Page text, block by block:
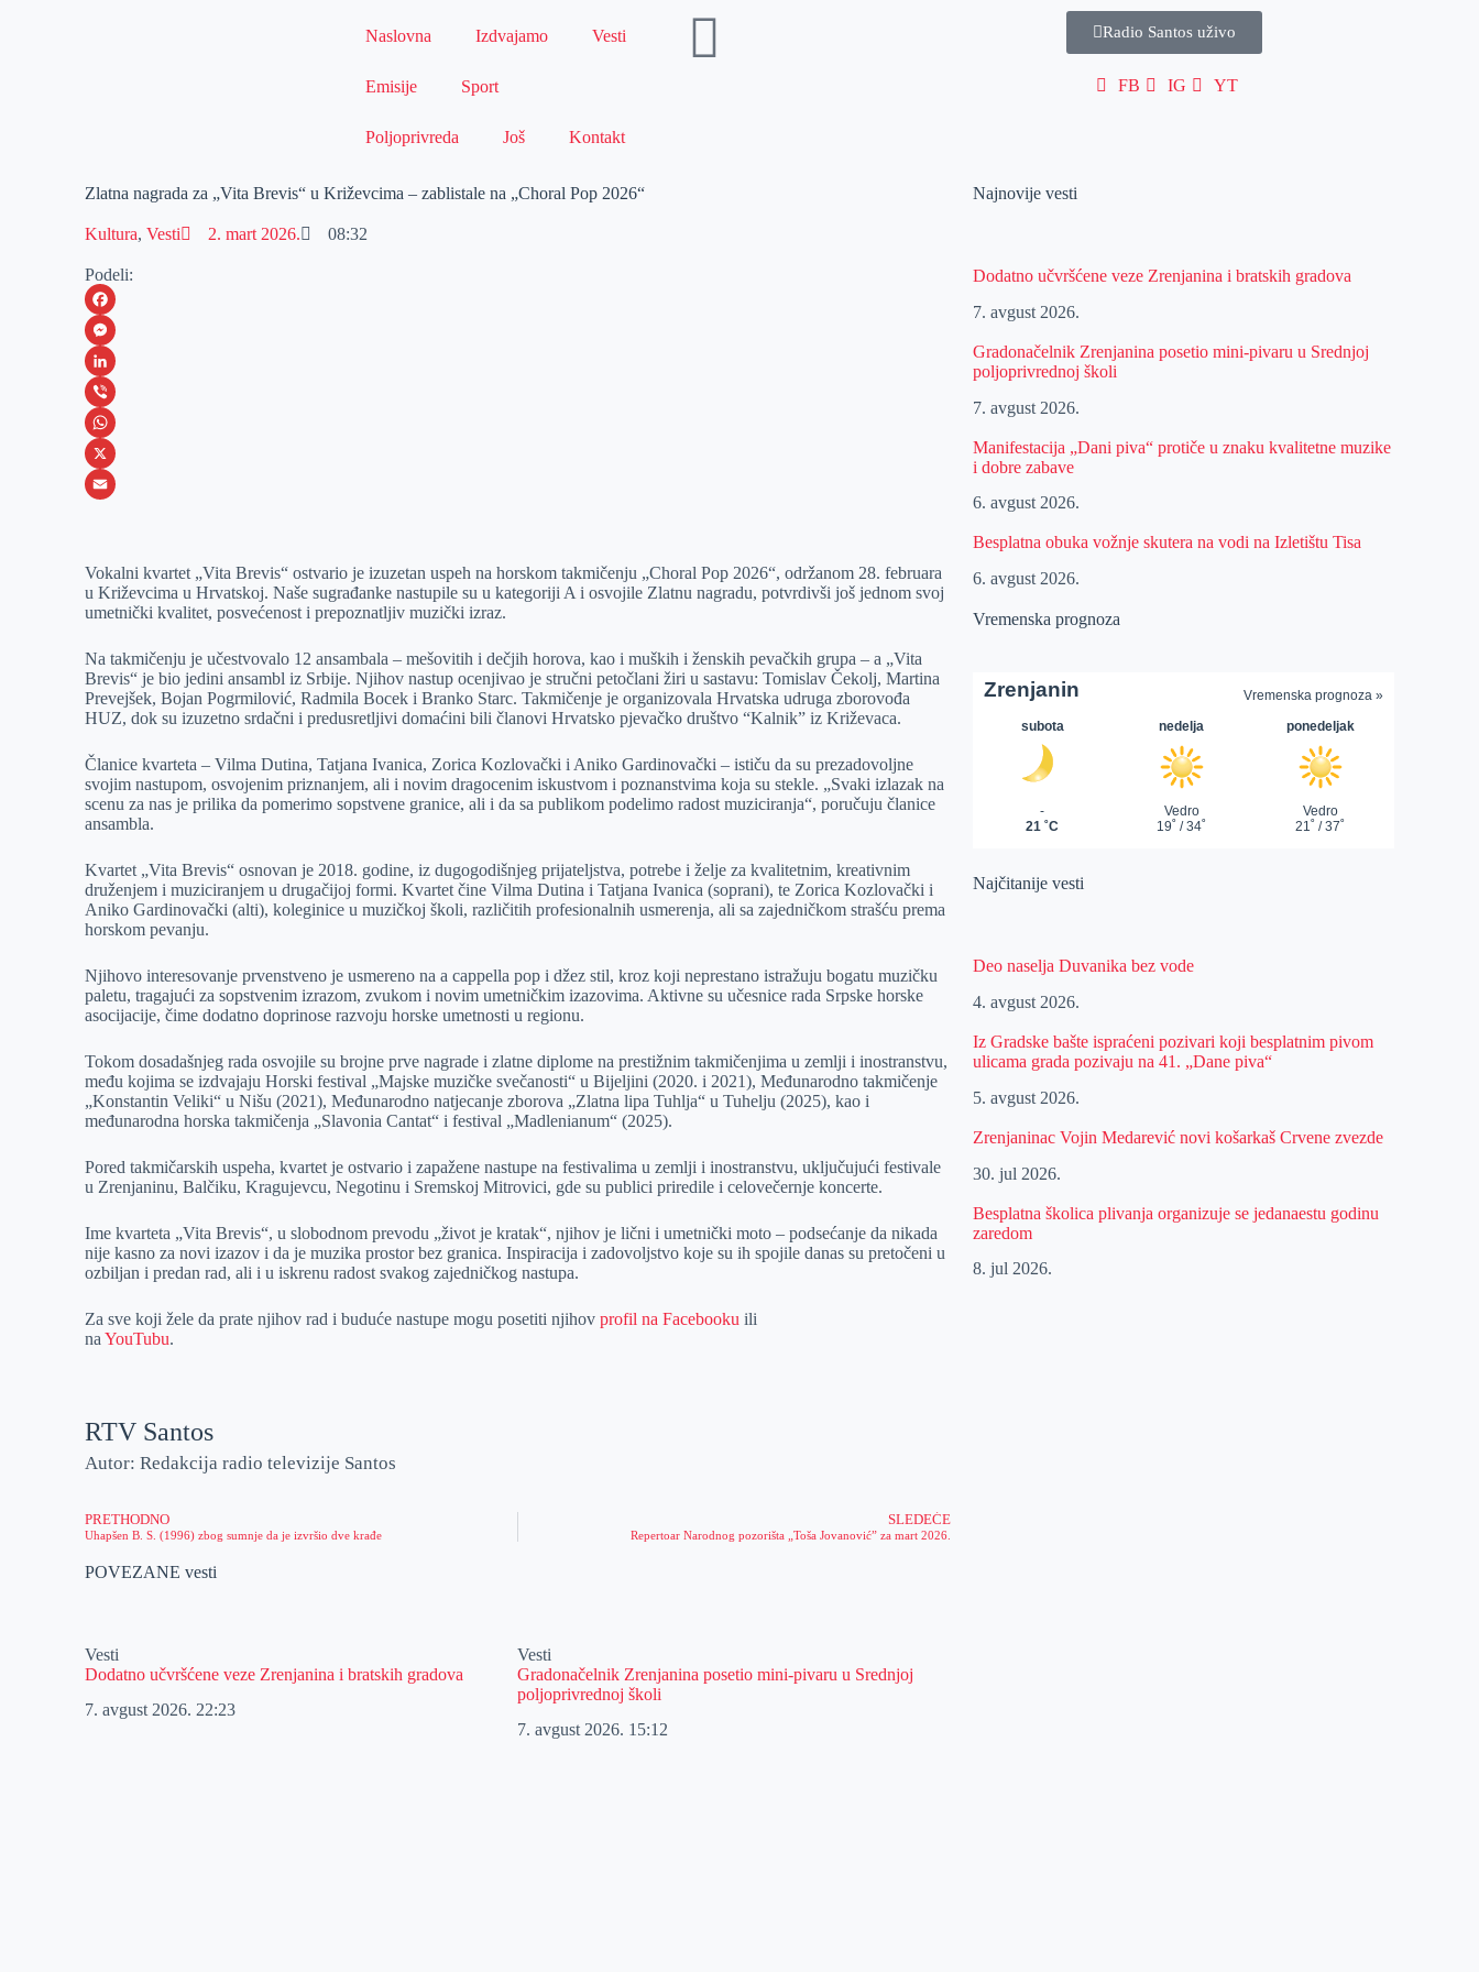
Naslovna Izdvajamo Vesti
Emisije Sport
Poljoprivreda Još Kontakt
Radio Santos uživo
FB IG YT
Zlatna nagrada za „Vita Brevis“ u Križevcima – zablistale na „Choral Pop 2026“
Kultura,Vesti 2. mart 2026. 08:32
Podeli:
F
a
c
e
b
o
M
e
s
s
e
e
r
L
i
n
k
I
n
V
i
b
W
h
s
A
p
X
a
i
Vokalni kvartet „Vita Brevis“ ostvario je izuzetan uspeh na horskom takmičenju „Choral Pop 2026“, održanom 28. februara
u Križevcima u Hrvatskoj. Naše sugrađanke nastupile su u kategoriji A i osvojile Zlatnu nagradu, potvrdivši još jednom svoj
umetnički kvalitet, posvećenost i prepoznatljiv muzički izraz.
Na takmičenju je učestvovalo 12 ansambala – mešovitih i dečjih horova, kao i muških i ženskih pevačkih grupa – a „Vita
Brevis“ je bio jedini ansambl iz Srbije. Njihov nastup ocenjivao je stručni petočlani žiri u sastavu: Tomislav Čekolj, Martina
Prevejšek, Bojan Pogrmilović, Radmila Bocek i Branko Starc. Takmičenje je organizovala Hrvatska udruga zborovođa
HUZ, dok su izuzetno srdačni i predusretljivi domaćini bili članovi Hrvatsko pjevačko društvo “Kalnik” iz Križevaca.
Članice kvarteta – Vilma Dutina, Tatjana Ivanica, Zorica Kozlovački i Aniko Gardinovački – ističu da su prezadovoljne
svojim nastupom, osvojenim priznanjem, ali i novim dragocenim iskustvom i poznanstvima koja su stekle. „Svaki izlazak na
scenu za nas je prilika da pomerimo sopstvene granice, ali i da sa publikom podelimo radost muziciranja“, poručuju članice
ansambla.
Kvartet „Vita Brevis“ osnovan je 2018. godine, iz dugogodišnjeg prijateljstva, potrebe i želje za kvalitetnim, kreativnim
druženjem i muziciranjem u drugačijoj formi. Kvartet čine Vilma Dutina i Tatjana Ivanica (soprani), te Zorica Kozlovački i
Aniko Gardinovački (alti), koleginice u muzičkoj školi, različitih profesionalnih usmerenja, ali sa zajedničkom strašću prema
horskom pevanju.
Njihovo interesovanje prvenstveno je usmereno na a cappella pop i džez stil, kroz koji neprestano istražuju bogatu muzičku
paletu, tragajući za sopstvenim izrazom, zvukom i novim umetničkim izazovima. Aktivne su učesnice rada Srpske horske
asocijacije, čime dodatno doprinose razvoju horske umetnosti u regionu.
Tokom dosadašnjeg rada osvojile su brojne prve nagrade i zlatne diplome na prestižnim takmičenjima u zemlji i inostranstvu,
među kojima se izdvajaju Horski festival „Majske muzičke svečanosti“ u Bijeljini (2020. i 2021), Međunarodno takmičenje
„Konstantin Veliki“ u Nišu (2021), Međunarodno natjecanje zborova „Zlatna lipa Tuhlja“ u Tuhelju (2025), kao i
međunarodna horska takmičenja „Slavonia Cantat“ i festival „Madlenianum“ (2025).
Pored takmičarskih uspeha, kvartet je ostvario i zapažene nastupe na festivalima u zemlji i inostranstvu, uključujući festivale
u Zrenjaninu, Balčiku, Kragujevcu, Negotinu i Sremskoj Mitrovici, gde su publici priredile i celovečernje koncerte.
Ime kvarteta „Vita Brevis“, u slobodnom prevodu „život je kratak“, njihov je lični i umetnički moto – podsećanje da nikada
nije kasno za novi izazov i da je muzika prostor bez granica. Inspiracija i zadovoljstvo koje su ih spojile danas su pretočeni u
ozbiljan i predan rad, ali i u iskrenu radost svakog zajedničkog nastupa.
Za sve koji žele da prate njihov rad i buduće nastupe mogu posetiti njihovprofil na Facebooku ili
naYouTubu.
RTV Santos
Autor: Redakcija radio televizije Santos
PRETHODNO
Uhapšen B. S. (1996) zbog sumnje da je izvršio dve krađe
SLEDEĆE
Repertoar Narodnog pozorišta „Toša Jovanović” za mart 2026.
POVEZANE vesti
Vesti
Dodatno učvršćene veze Zrenjanina i bratskih gradova
7. avgust 2026. 22:23
Vesti
Gradonačelnik Zrenjanina posetio mini-pivaru u Srednjoj
poljoprivrednoj školi
7. avgust 2026. 15:12
Najnovije vesti
Dodatno učvršćene veze Zrenjanina i bratskih gradova
7. avgust 2026.
Gradonačelnik Zrenjanina posetio mini-pivaru u Srednjoj
poljoprivrednoj školi
7. avgust 2026.
Manifestacija „Dani piva“ protiče u znaku kvalitetne muzike
i dobre zabave
6. avgust 2026.
Besplatna obuka vožnje skutera na vodi na Izletištu Tisa
6. avgust 2026.
Vremenska prognoza
Najčitanije vesti
Deo naselja Duvanika bez vode
4. avgust 2026.
Iz Gradske bašte ispraćeni pozivari koji besplatnim pivom
ulicama grada pozivaju na 41. „Dane piva“
5. avgust 2026.
Zrenjaninac Vojin Medarević novi košarkaš Crvene zvezde
30. jul 2026.
Besplatna školica plivanja organizuje se jedanaestu godinu
zaredom
8. jul 2026.